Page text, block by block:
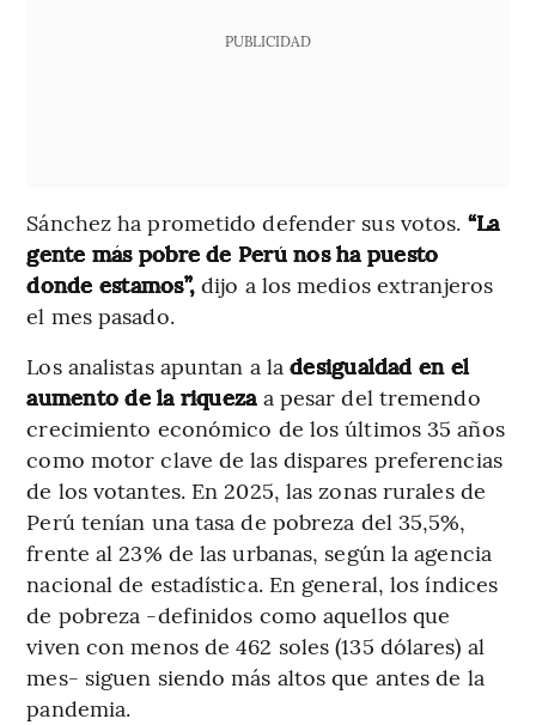
PUBLICIDAD
Sánchez ha prometido defender sus votos. “La
gente más pobre de Perú nos ha puesto
donde estamos”, dijo a los medios extranjeros
el mes pasado.
Los analistas apuntan a ladesigualdad en el
aumento de la riqueza a pesar del tremendo
crecimiento económico de los últimos 35 años
como motor clave de las dispares preferencias
de los votantes. En 2025, las zonas rurales de
Perú tenían una tasa de pobreza del 35,5%,
frente al 23% de las urbanas, según la agencia
nacional de estadística. En general, los índices
de pobreza -definidos como aquellos que
viven con menos de 462 soles (135 dólares) al
mes- siguen siendo más altos que antes de la
pandemia.